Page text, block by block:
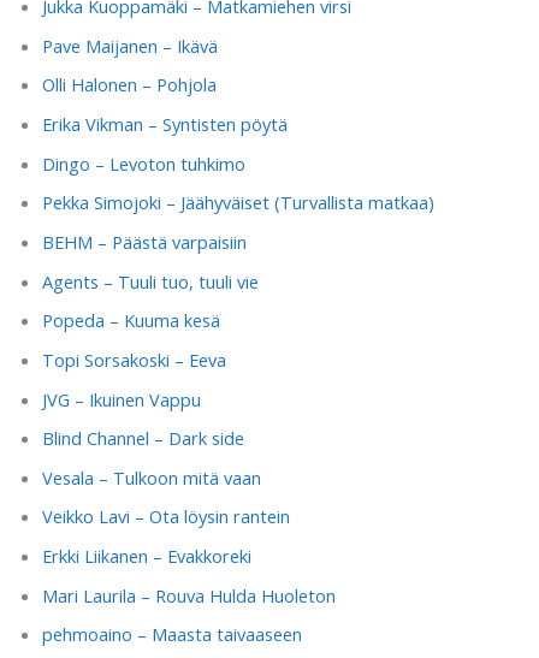
Jukka Kuoppamäki – Matkamiehen virsi
Pave Maijanen – Ikävä
Olli Halonen – Pohjola
Erika Vikman – Syntisten pöytä
Dingo – Levoton tuhkimo
Pekka Simojoki – Jäähyväiset (Turvallista matkaa)
BEHM – Päästä varpaisiin
Agents – Tuuli tuo, tuuli vie
Popeda – Kuuma kesä
Topi Sorsakoski – Eeva
JVG – Ikuinen Vappu
Blind Channel – Dark side
Vesala – Tulkoon mitä vaan
Veikko Lavi – Ota löysin rantein
Erkki Liikanen – Evakkoreki
Mari Laurila – Rouva Hulda Huoleton
pehmoaino – Maasta taivaaseen